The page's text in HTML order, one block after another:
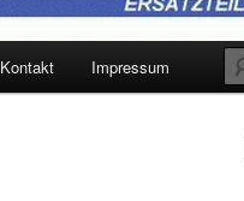
Kontakt Impressum